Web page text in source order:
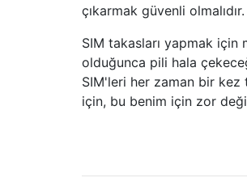
çıkarmak güvenli olmalıdır.
SIM takasları yapmak için
olduğunca pili hala
SIM'leri her zaman bir kez
için, bu benim için zor